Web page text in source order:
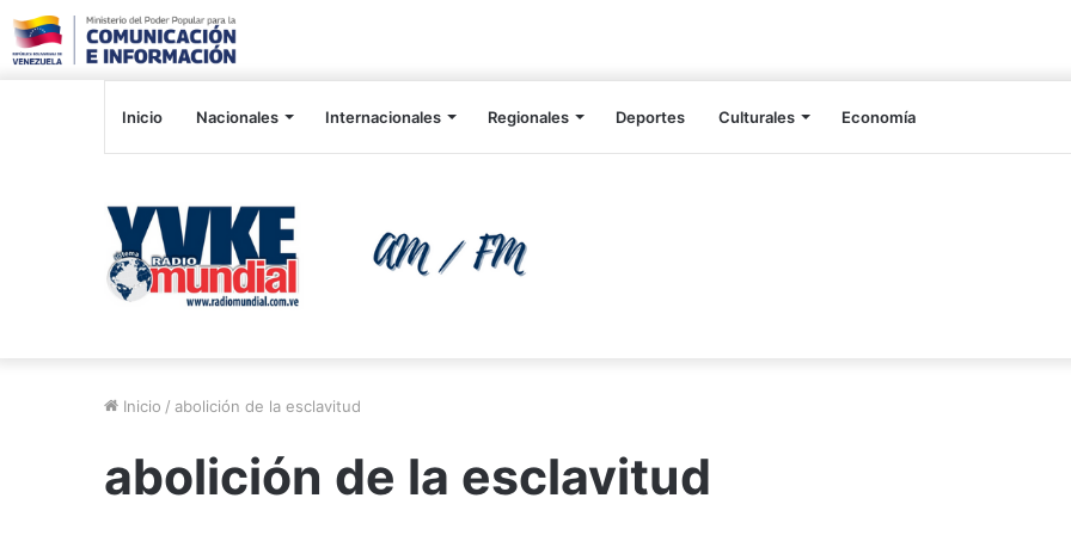
Inicio Nacionales Internacionales Regionales Deportes Culturales Economía
Inicio / abolición de la esclavitud
abolición de la esclavitud